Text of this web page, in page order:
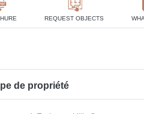
REQUEST OBJECTS
de propriété